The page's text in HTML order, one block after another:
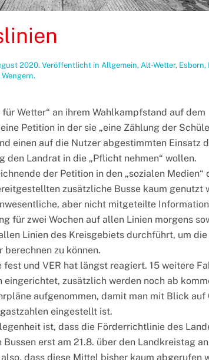
2020. Veröffentlicht in Allgemein, Alt-Wetter, Esborn,
Wengern.
Wetter“ an ihrem Wahlkampfstand auf dem
Petition in der sie „eine Zählung der
einen auf die Nutzer abgestimmten Einsatz
den Landrat in die „Pflicht nehmen“ wollen.
der Petition in den „sozialen Medien“
zusätzliche Busse kaum genutzt
aber nicht mitgeteilte
für zwei Wochen auf allen Linien morgens
Linien des Kreisgebiets durchführt, um
zu können.
und VER hat längst reagiert. 15 weitere
zusätzlich werden noch ab
aufgenommen, damit man mit Blick auf
eingestellt ist.
ist, dass die Förderrichtlinie des
erst am 21.8. über den Landkreistag
dass diese Mittel bisher kaum abgerufen